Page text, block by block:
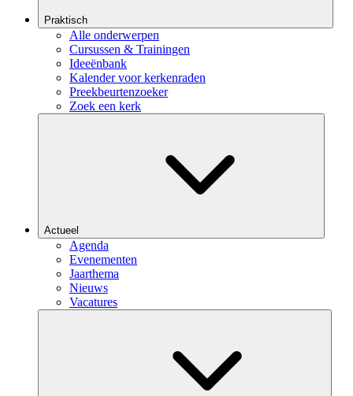
Praktisch
Alle onderwerpen
Cursussen & Trainingen
Ideeënbank
Kalender voor kerkenraden
Preekbeurtenzoeker
Zoek een kerk
Actueel
Agenda
Evenementen
Jaarthema
Nieuws
Vacatures